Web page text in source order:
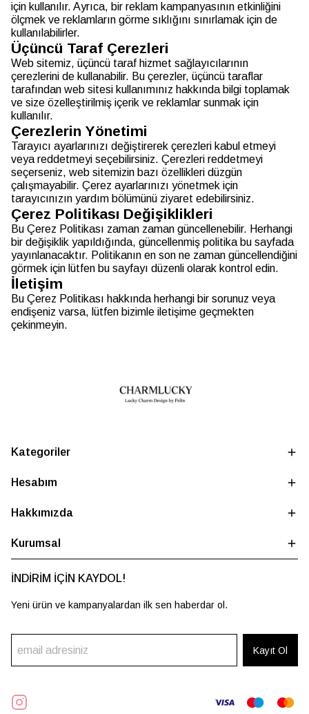
için kullanılır. Ayrıca, bir reklam kampanyasının etkinliğini
ölçmek ve reklamların görme sıklığını sınırlamak için de
kullanılabilirler.
Üçüncü Taraf Çerezleri
Web sitemiz, üçüncü taraf hizmet sağlayıcılarının
çerezlerini de kullanabilir. Bu çerezler, üçüncü taraflar
tarafından web sitesi kullanımınız hakkında bilgi toplamak
ve size özelleştirilmiş içerik ve reklamlar sunmak için
kullanılır.
Çerezlerin Yönetimi
Tarayıcı ayarlarınızı değiştirerek çerezleri kabul etmeyi
veya reddetmeyi seçebilirsiniz. Çerezleri reddetmeyi
seçerseniz, web sitemizin bazı özellikleri düzgün
çalışmayabilir. Çerez ayarlarınızı yönetmek için
tarayıcınızın yardım bölümünü ziyaret edebilirsiniz.
Çerez Politikası Değişiklikleri
Bu Çerez Politikası zaman zaman güncellenebilir. Herhangi
bir değişiklik yapıldığında, güncellenmiş politika bu sayfada
yayınlanacaktır. Politikanın en son ne zaman güncellendiğini
görmek için lütfen bu sayfayı düzenli olarak kontrol edin.
İletişim
Bu Çerez Politikası hakkında herhangi bir sorunuz veya
endişeniz varsa, lütfen bizimle iletişime geçmekten
çekinmeyin.
Kategoriler
Hesabım
Hakkımızda
Kurumsal
İNDİRİM İÇİN KAYDOL!
Yeni ürün ve kampanyalardan ilk sen haberdar ol.
Kayıt Ol